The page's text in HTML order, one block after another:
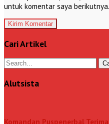
untuk komentar saya berikutnya.
Cari Artikel
Alutsista
Komandan Puspenerbal